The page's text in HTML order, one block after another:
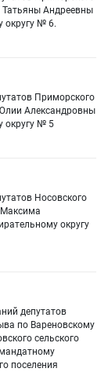
Татьяны Андреевны
округу № 6.
Приморского
Александровны
округу № 5
Носовского
Максима
округу
депутатов
по Вареновскому
сельского
поселения